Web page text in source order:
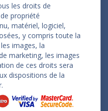
les droits de
propriété
matériel, logiciel,
y compris toute la
images, la
marketing, les images
de ces droits sera
dispositions de la